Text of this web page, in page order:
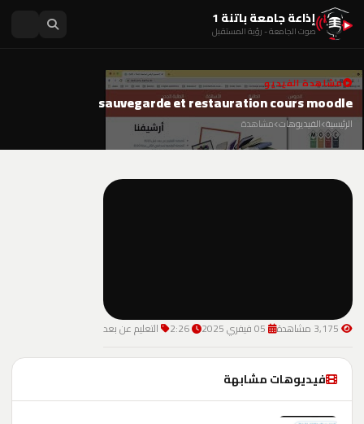
إذاعة جامعة باتنة 1
صوت الجامعة - رؤية المستقبل
مشاهدة الفيديو
sauvegarde et restauration cours moodle
الرئيسية الفيديوهات مشاهدة
التعليم عن بعد
فيديوهات مشابهة